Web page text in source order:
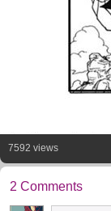
7592 views
2 Comments